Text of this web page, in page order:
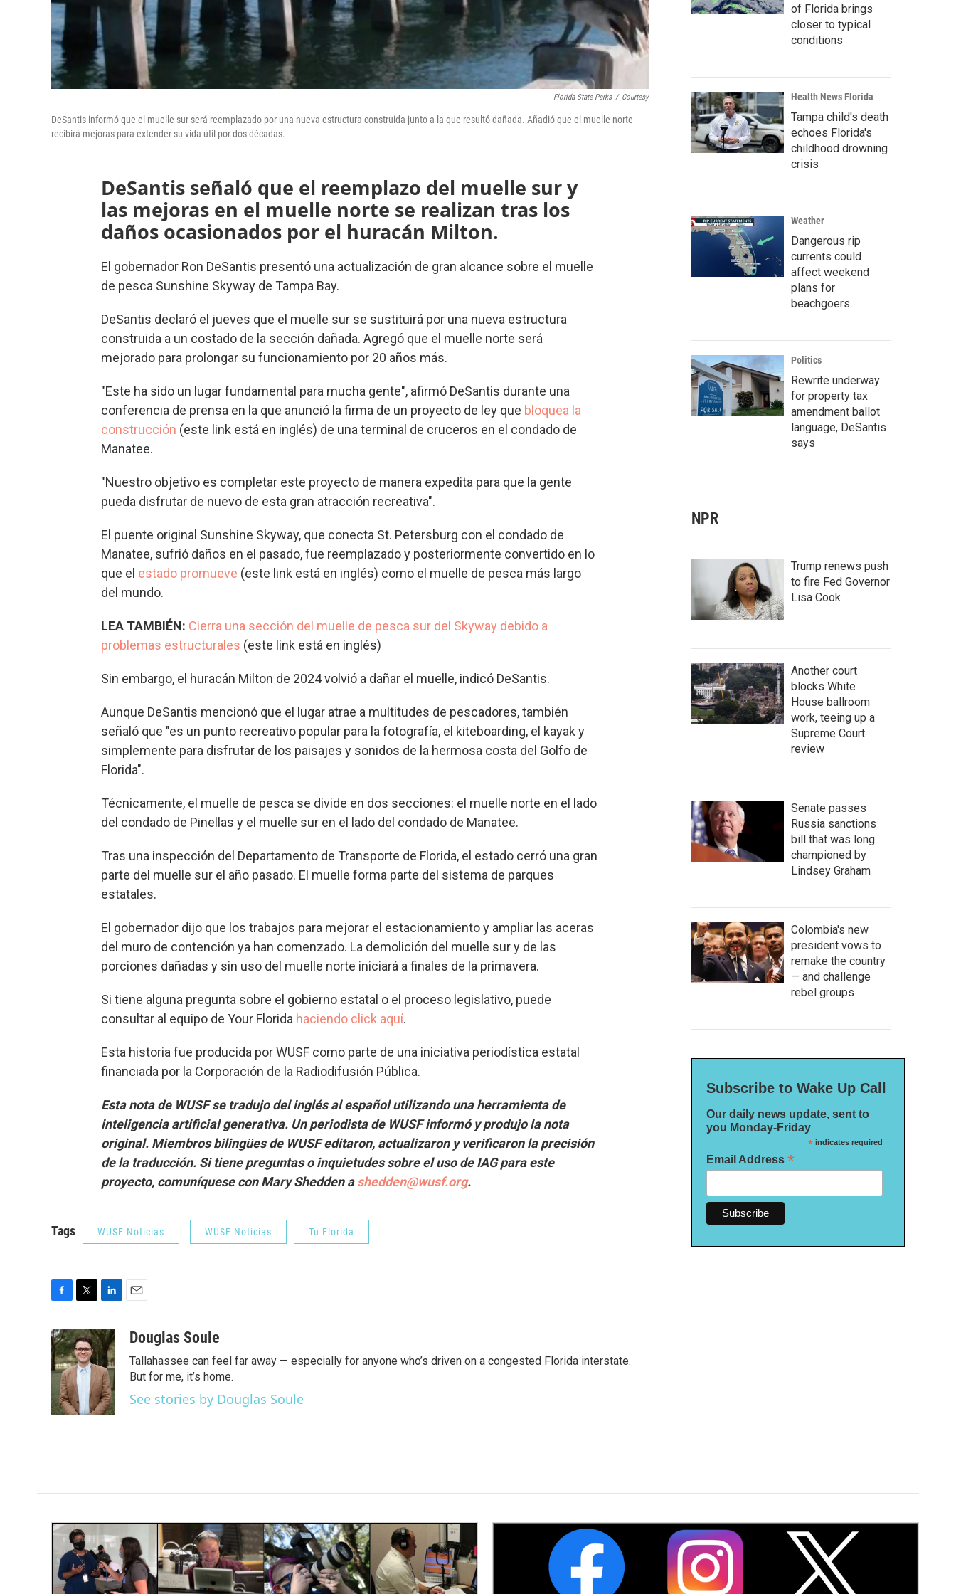
Florida State Parks / Courtesy
DeSantis informó que el muelle sur será reemplazado por una nueva estructura construida junto a la que resultó dañada. Añadió que el muelle norte
recibirá mejoras para extender su vida útil por dos décadas.
DeSantis señaló que el reemplazo del muelle sur y
las mejoras en el muelle norte se realizan tras los
daños ocasionados por el huracán Milton.
El gobernador Ron DeSantis presentó una actualización de gran alcance sobre el muelle
de pesca Sunshine Skyway de Tampa Bay.
DeSantis declaró el jueves que el muelle sur se sustituirá por una nueva estructura
construida a un costado de la sección dañada. Agregó que el muelle norte será
mejorado para prolongar su funcionamiento por 20 años más.
"Este ha sido un lugar fundamental para mucha gente", afirmó DeSantis durante una
conferencia de prensa en la que anunció la firma de un proyecto de ley que bloquea la
construcción (este link está en inglés) de una terminal de cruceros en el condado de
Manatee.
"Nuestro objetivo es completar este proyecto de manera expedita para que la gente
pueda disfrutar de nuevo de esta gran atracción recreativa".
El puente original Sunshine Skyway, que conecta St. Petersburg con el condado de
Manatee, sufrió daños en el pasado, fue reemplazado y posteriormente convertido en lo
que el estado promueve (este link está en inglés) como el muelle de pesca más largo
del mundo.
LEA TAMBIÉN: Cierra una sección del muelle de pesca sur del Skyway debido a
problemas estructurales (este link está en inglés)
Sin embargo, el huracán Milton de 2024 volvió a dañar el muelle, indicó DeSantis.
Aunque DeSantis mencionó que el lugar atrae a multitudes de pescadores, también
señaló que "es un punto recreativo popular para la fotografía, el kiteboarding, el kayak y
simplemente para disfrutar de los paisajes y sonidos de la hermosa costa del Golfo de
Florida".
Técnicamente, el muelle de pesca se divide en dos secciones: el muelle norte en el lado
del condado de Pinellas y el muelle sur en el lado del condado de Manatee.
Tras una inspección del Departamento de Transporte de Florida, el estado cerró una gran
parte del muelle sur el año pasado. El muelle forma parte del sistema de parques
estatales.
El gobernador dijo que los trabajos para mejorar el estacionamiento y ampliar las aceras
del muro de contención ya han comenzado. La demolición del muelle sur y de las
porciones dañadas y sin uso del muelle norte iniciará a finales de la primavera.
Si tiene alguna pregunta sobre el gobierno estatal o el proceso legislativo, puede
consultar al equipo de Your Florida haciendo click aquí.
Esta historia fue producida por WUSF como parte de una iniciativa periodística estatal
financiada por la Corporación de la Radiodifusión Pública.
Esta nota de WUSF se tradujo del inglés al español utilizando una herramienta de
inteligencia artificial generativa. Un periodista de WUSF informó y produjo la nota
original. Miembros bilingües de WUSF editaron, actualizaron y verificaron la precisión
de la traducción. Si tiene preguntas o inquietudes sobre el uso de IAG para este
proyecto, comuníquese con Mary Shedden ashedden@wusf.org.
Tags WUSF Noticias WUSF Noticias Tu Florida
c
e
b
o
k
i
t
t
e
r
n
k
e
d
I
n
aDouglas Soule
Tallahassee can feel far away — especially for anyone who’s driven on a congested Florida interstate.
But for me, it’s home.
See stories by Douglas Soule
of Florida brings
closer to typical
conditions
Health News Florida
Tampa child's death
echoes Florida's
childhood drowning
crisis
Weather
Dangerous rip
currents could
affect weekend
plans for
beachgoers
Politics
Rewrite underway
for property tax
amendment ballot
language, DeSantis
says
NPR
Trump renews push
to fire Fed Governor
Lisa Cook
Another court
blocks White
House ballroom
work, teeing up a
Supreme Court
review
Senate passes
Russia sanctions
bill that was long
championed by
Lindsey Graham
Colombia's new
president vows to
remake the country
— and challenge
rebel groups
Subscribe to Wake Up Call
Our daily news update, sent to
you Monday-Friday
*indicates required
Email Address *